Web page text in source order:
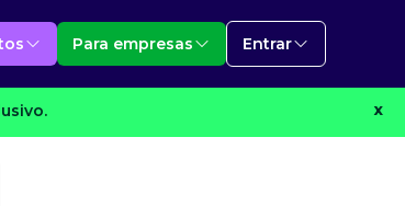
Para empresas Entrar
X